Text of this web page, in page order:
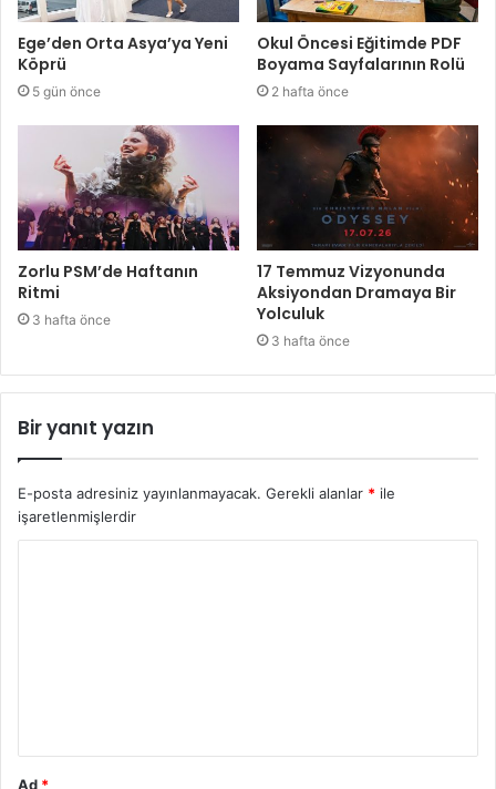
Ege’den Orta Asya’ya Yeni
Köprü
5 gün önce
Okul Öncesi Eğitimde PDF
Boyama Sayfalarının Rolü
2 hafta önce
Zorlu PSM’de Haftanın
Ritmi
3 hafta önce
17 Temmuz Vizyonunda
Aksiyondan Dramaya Bir
Yolculuk
3 hafta önce
Bir yanıt yazın
E-posta adresiniz yayınlanmayacak. Gerekli alanlar * ile
işaretlenmişlerdir
Ad *